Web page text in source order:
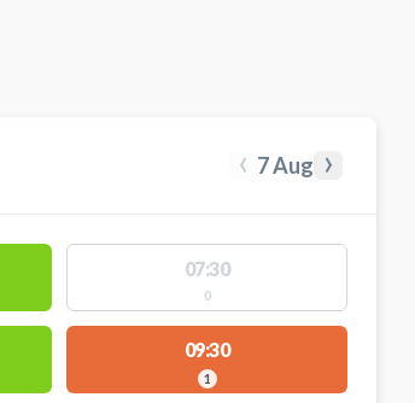
‹ 7 Aug ›
07:30
0
09:30
1